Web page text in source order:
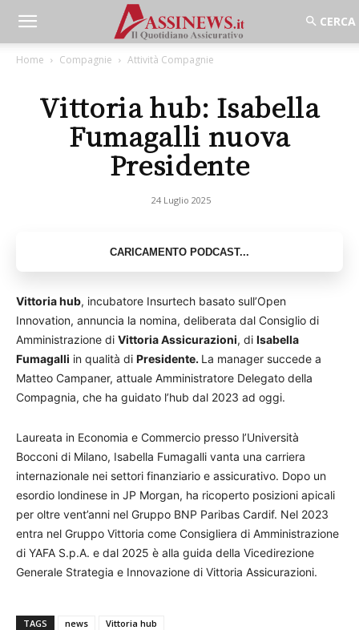
Home Compagnie Attività Compagnie
Vittoria hub: Isabella
Fumagalli nuova
Presidente
24 Luglio 2025
Vittoria hub, incubatore Insurtech basato sull’Open
Innovation, annuncia la nomina, deliberata dal Consiglio di
Amministrazione di Vittoria Assicurazioni, di Isabella
Fumagalli in qualità di Presidente. La manager succede a
Matteo Campaner, attuale Amministratore Delegato della
Compagnia, che ha guidato l’hub dal 2023 ad oggi.
Laureata in Economia e Commercio presso l’Università
Bocconi di Milano, Isabella Fumagalli vanta una carriera
internazionale nei settori finanziario e assicurativo. Dopo un
esordio londinese in JP Morgan, ha ricoperto posizioni apicali
per oltre vent’anni nel Gruppo BNP Paribas Cardif. Nel 2023
entra nel Gruppo Vittoria come Consigliera di Amministrazione
di YAFA S.p.A. e dal 2025 è alla guida della Vicedirezione
Generale Strategia e Innovazione di Vittoria Assicurazioni.
TAGS news Vittoria hub